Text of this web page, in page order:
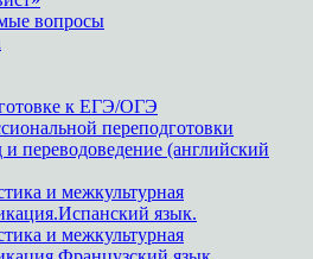
вопросы
к ЕГЭ/ОГЭ
переподготовки
и переводоведение (английский
и межкультурная
язык.
и межкультурная